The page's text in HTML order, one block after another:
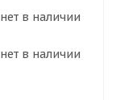
нет в наличии
нет в наличии